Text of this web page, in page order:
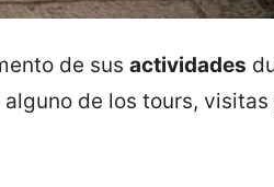
de sus actividades
de los tours,